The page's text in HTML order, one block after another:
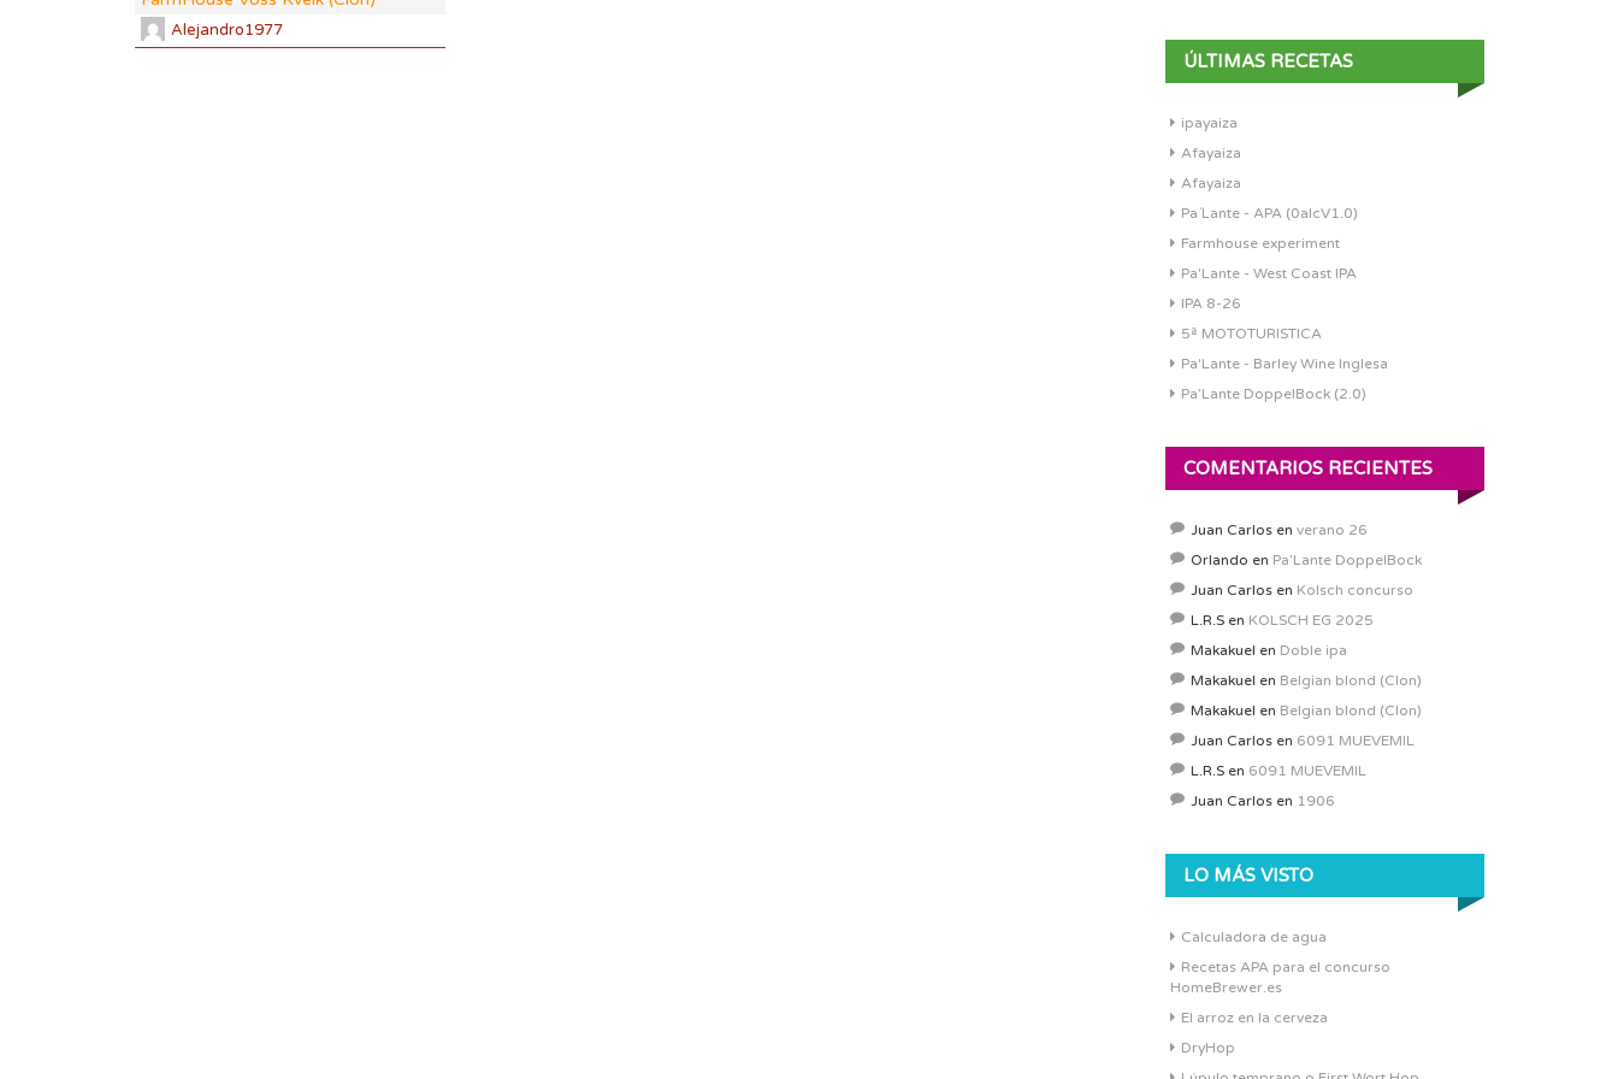
Alejandro1977
ÚLTIMAS RECETAS
ipayaiza
Afayaiza
Afayaiza
Pa´Lante - APA (0alcV1.0)
Farmhouse experiment
Pa'Lante - West Coast IPA
IPA 8-26
5ª MOTOTURISTICA
Pa'Lante - Barley Wine Inglesa
Pa’Lante DoppelBock (2.0)
COMENTARIOS RECIENTES
Juan Carlos en verano 26
Orlando en Pa’Lante DoppelBock
Juan Carlos en Kolsch concurso
L.R.S en KOLSCH EG 2025
Makakuel en Doble ipa
Makakuel en Belgian blond (Clon)
Makakuel en Belgian blond (Clon)
Juan Carlos en 6091 MUEVEMIL
L.R.S en 6091 MUEVEMIL
Juan Carlos en 1906
LO MÁS VISTO
Calculadora de agua
Recetas APA para el concurso
HomeBrewer.es
El arroz en la cerveza
DryHop